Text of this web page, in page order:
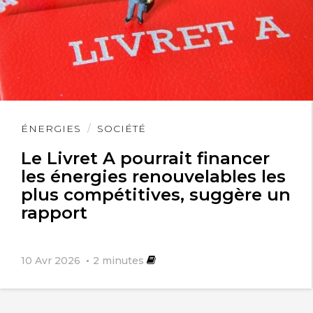
ÉNERGIES SOCIÉTÉ
Le Livret A pourrait financer
les énergies renouvelables les
plus compétitives, suggère un
rapport
10 Avr 2026 2 minutes
Lire